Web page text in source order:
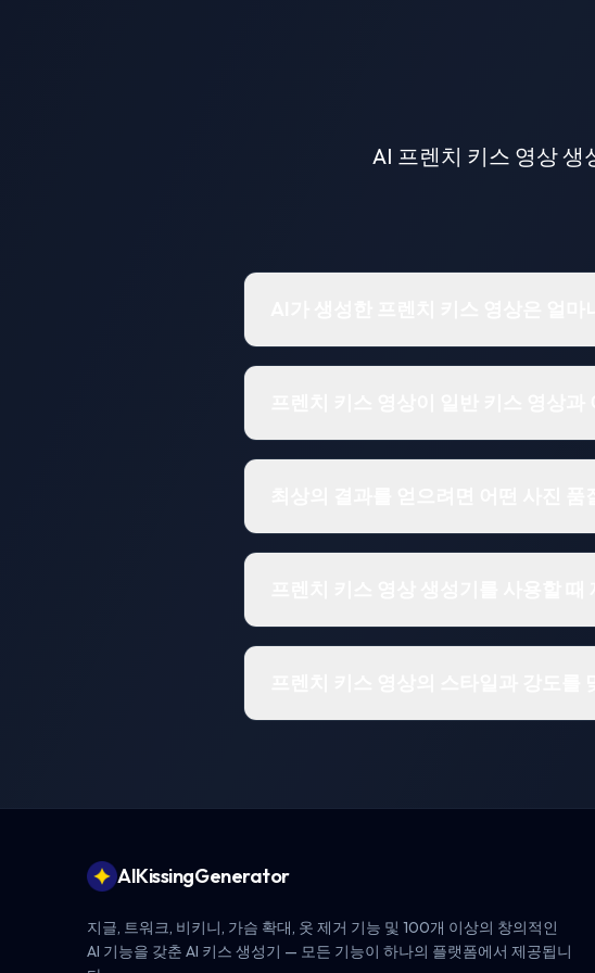
AI 프렌치 키스 영상
AIKissingGenerator
지글, 트워크, 비키니, 가슴 확대, 옷 제거 기능 및 100개 이상의 창의적인
AI 기능을 갖춘 AI 키스 생성기 — 모든 기능이 하나의 플랫폼에서 제공됩니